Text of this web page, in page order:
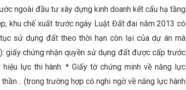
ngoài đầu tư xây dựng kinh doanh kết cấu hạ tầng
khu chế xuất trước ngày Luật Đất đai năm 2013 có
sử dụng đất theo thời hạn còn lại của dự án mà
giấy chứng nhận quyền sử dụng đất được cấp trước
lực thi hành. * Giấy tờ chứng minh về năng lực
(trong trường hợp có nghi ngờ về năng lực hành